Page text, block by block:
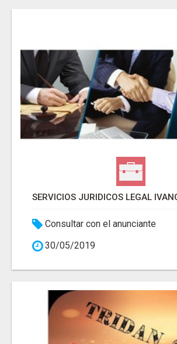
SERVICIOS JURIDICOS LEGAL
Consultar con el anunciante
30/05/2019